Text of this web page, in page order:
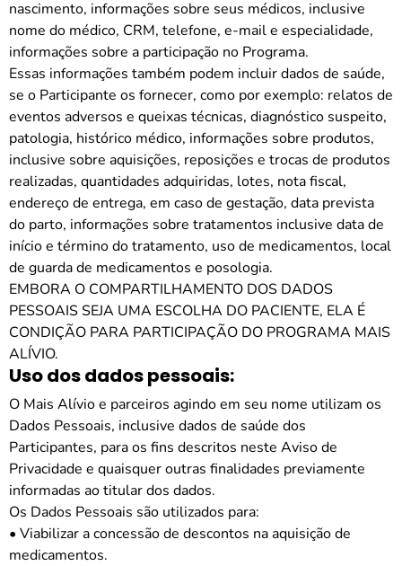
nascimento, informações sobre seus médicos, inclusive
nome do médico, CRM, telefone, e-mail e especialidade,
informações sobre a participação no Programa.
Essas informações também podem incluir dados de saúde,
se o Participante os fornecer, como por exemplo: relatos de
eventos adversos e queixas técnicas, diagnóstico suspeito,
patologia, histórico médico, informações sobre produtos,
inclusive sobre aquisições, reposições e trocas de produtos
realizadas, quantidades adquiridas, lotes, nota fiscal,
endereço de entrega, em caso de gestação, data prevista
do parto, informações sobre tratamentos inclusive data de
início e término do tratamento, uso de medicamentos, local
de guarda de medicamentos e posologia.
EMBORA O COMPARTILHAMENTO DOS DADOS
PESSOAIS SEJA UMA ESCOLHA DO PACIENTE, ELA É
CONDIÇÃO PARA PARTICIPAÇÃO DO PROGRAMA MAIS
ALÍVIO.
Uso dos dados pessoais:
O Mais Alívio e parceiros agindo em seu nome utilizam os
Dados Pessoais, inclusive dados de saúde dos
Participantes, para os fins descritos neste Aviso de
Privacidade e quaisquer outras finalidades previamente
informadas ao titular dos dados.
Os Dados Pessoais são utilizados para:
• Viabilizar a concessão de descontos na aquisição de
medicamentos.